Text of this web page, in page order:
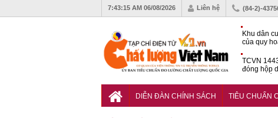
7:43:16 AM 06/08/2026 Liên hệ (84-2)-
Khu dân
của quy
TCVN
đóng hộp
chống nứt
DIỄN ĐÀN CHÍNH SÁCH TIÊU CHUẨN